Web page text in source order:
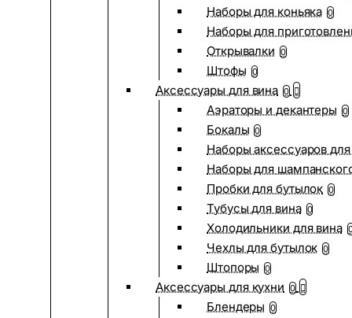
Наборы для коньяка 0
Наборы для
Открывалки 0
Штофы 0
Аксессуары для вина 0
Аэраторы и декантеры 0
Бокалы 0
Наборы аксессуаров
Наборы для
Пробки для бутылок 0
Тубусы для вина 0
Холодильники для вина
Чехлы для бутылок 0
Штопоры 0
Аксессуары для кухни 0
Блендеры 0